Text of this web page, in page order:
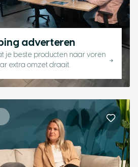
adverteren
je beste producten naar voren
extra omzet draait.